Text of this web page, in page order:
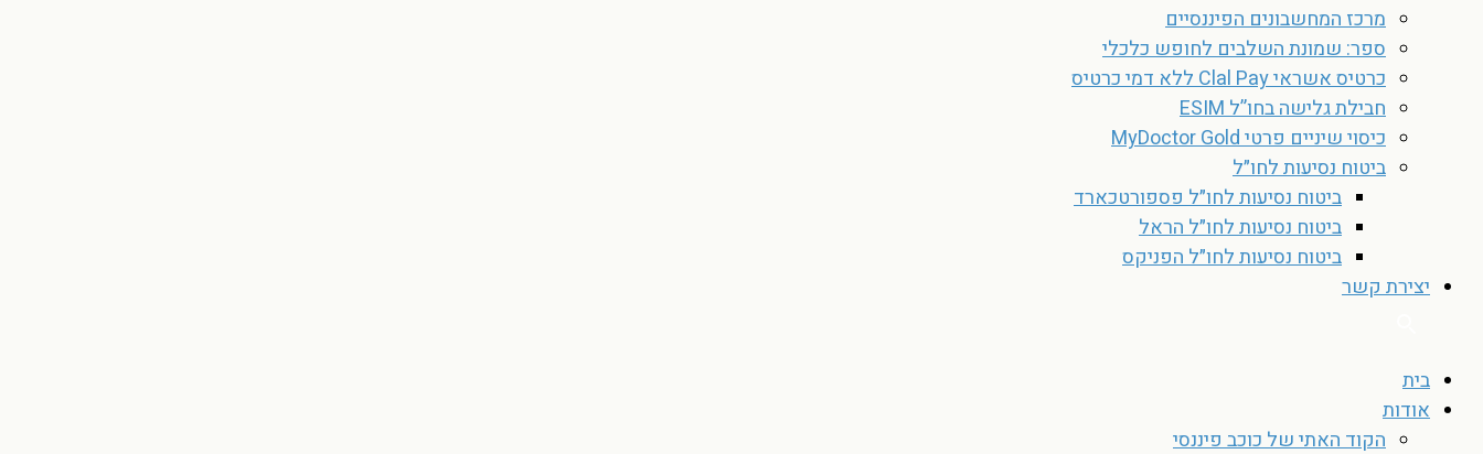
מרכז המחשבונים הפיננסיים
ספר: שמונת השלבים לחופש כלכלי
כרטיס אשראי Clal Pay ללא דמי כרטיס
חבילת גלישה בחו”ל ESIM
כיסוי שיניים פרטי MyDoctor Gold
ביטוח נסיעות לחו״ל
ביטוח נסיעות לחו״ל פספורטכארד
ביטוח נסיעות לחו״ל הראל
ביטוח נסיעות לחו״ל הפניקס
יצירת קשר
בית
אודות
הקוד האתי של כוכב פיננסי